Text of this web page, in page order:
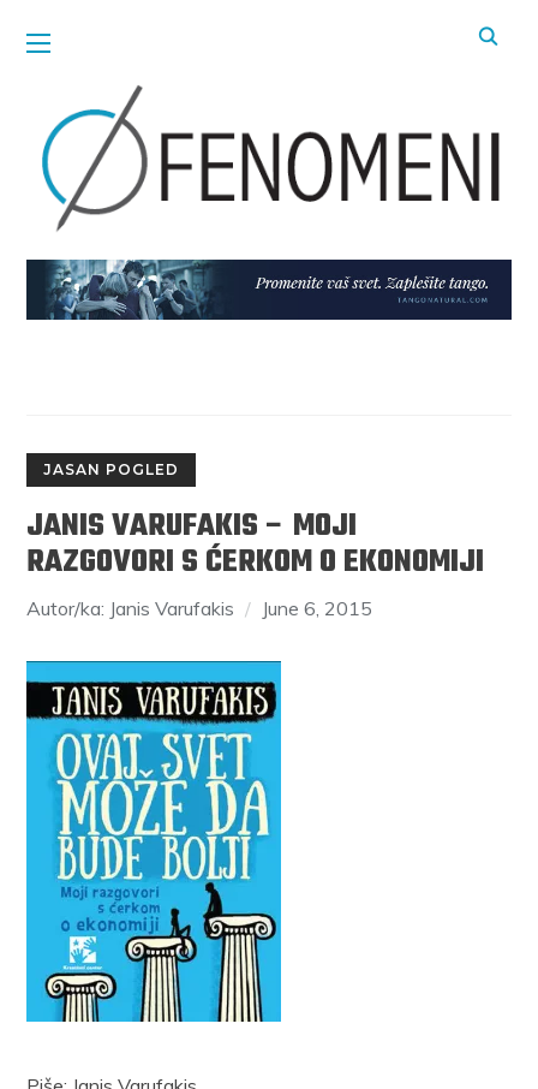
JASAN POGLED
JANIS VARUFAKIS – MOJI
RAZGOVORI S ĆERKOM O EKONOMIJI
Autor/ka: Janis Varufakis June 6, 2015